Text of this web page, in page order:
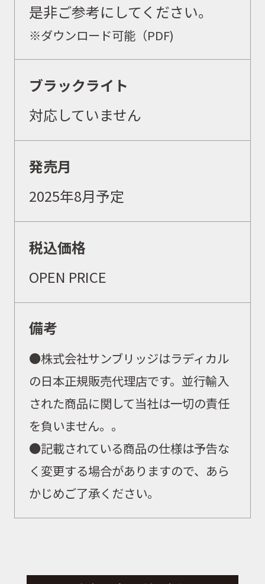
是非ご参考にしてください。
※ダウンロード可能（PDF)
ブラックライト
対応していません
発売月
2025年8月予定
税込価格
OPEN PRICE
備考
●株式会社サンブリッジはラディカル
の日本正規販売代理店です。並行輸入
された商品に関して当社は一切の責任
を負いません。 。
●記載されている商品の仕様は予告な
く変更する場合がありますので、あら
かじめご了承ください。